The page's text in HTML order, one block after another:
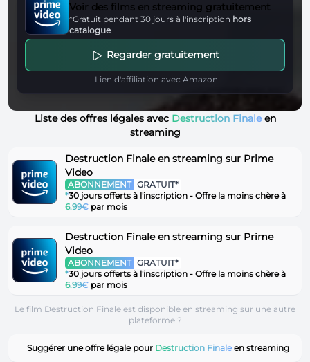
Voir des films en streaming gratuitement
*Gratuit pendant 30 jours à l'inscription hors
catalogue
Regarder gratuitement
Lien d'affiliation avec Amazon
Liste des offres légales avec Destruction Finaleen
streaming
Destruction Finale en streaming sur Prime
Video
ABONNEMENT GRATUIT*
*30 jours offerts à l'inscription - Offre la moins chère à
6.99€ par mois
Destruction Finale en streaming sur Prime
Video
ABONNEMENT GRATUIT*
*30 jours offerts à l'inscription - Offre la moins chère à
6.99€ par mois
Le film Destruction Finale est disponible en streaming sur une autre
plateforme ?
Suggérer une offre légale pour Destruction Finaleen streaming